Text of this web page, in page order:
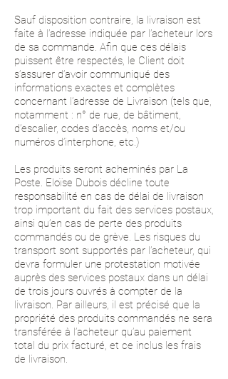
Sauf disposition contraire, la livraison est
faite à l’adresse indiquée par l’acheteur lors
de sa commande. Afin que ces délais
puissent être respectés, le Client doit
s’assurer d’avoir communiqué des
informations exactes et complètes
concernant l’adresse de Livraison (tels que,
notamment : n° de rue, de bâtiment,
d’escalier, codes d’accès, noms et/ou
numéros d’interphone, etc.)
Les produits seront acheminés par La
Poste. Eloïse Dubois décline toute
responsabilité en cas de délai de livraison
trop important du fait des services postaux,
ainsi qu’en cas de perte des produits
commandés ou de grève. Les risques du
transport sont supportés par l’acheteur, qui
devra formuler une protestation motivée
auprès des services postaux dans un délai
de trois jours ouvrés à compter de la
livraison. Par ailleurs, il est précisé que la
propriété des produits commandés ne sera
transférée à l’acheteur qu’au paiement
total du prix facturé, et ce inclus les frais
de livraison.